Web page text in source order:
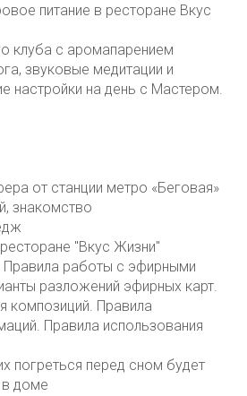
питание в ресторане Вкус
клуба с аромапарением
звуковые медитации и
настройки на день с Мастером.
от станции метро «Беговая»
знакомство
"Вкус Жизни"
Правила работы с эфирными
разложений эфирных карт.
композиций. Правила
Правила использования
погреться перед сном будет
в доме